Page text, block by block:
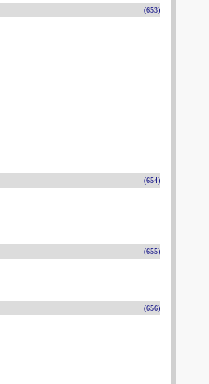
(653)
(654)
(655)
(656)